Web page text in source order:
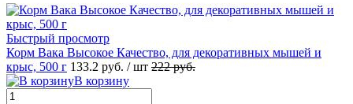
Быстрый просмотр
Корм Вака Высокое Качество, для декоративных мышей и
крыс, 500 г 133.2 руб. / шт 222руб.
В корзину